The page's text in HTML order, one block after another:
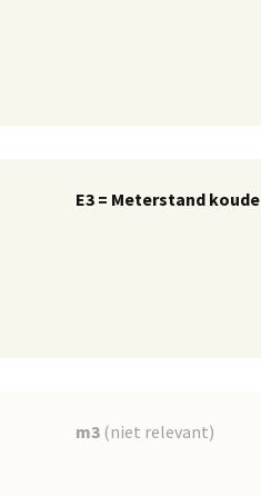
E3 = Meterstand koude
m3 (niet relevant)